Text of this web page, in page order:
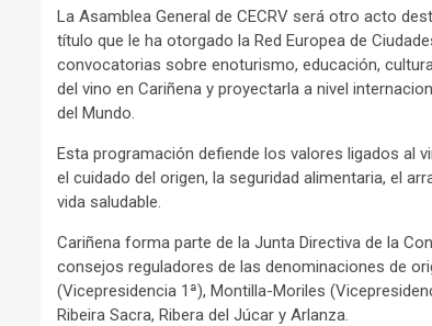
La Asamblea General de CECRV será otro acto
título que le ha otorgado la Red Europea de
convocatorias sobre enoturismo, educación,
del vino en Cariñena y proyectarla a nivel
del Mundo.
Esta programación defiende los valores ligados al
el cuidado del origen, la seguridad alimentaria, el
vida saludable.
Cariñena forma parte de la Junta Directiva de la
consejos reguladores de las denominaciones de
(Vicepresidencia 1ª), Montilla-Moriles
Ribeira Sacra, Ribera del Júcar y Arlanza.